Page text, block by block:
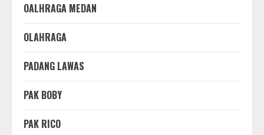
OALHRAGA MEDAN
OLAHRAGA
PADANG LAWAS
PAK BOBY
PAK RICO